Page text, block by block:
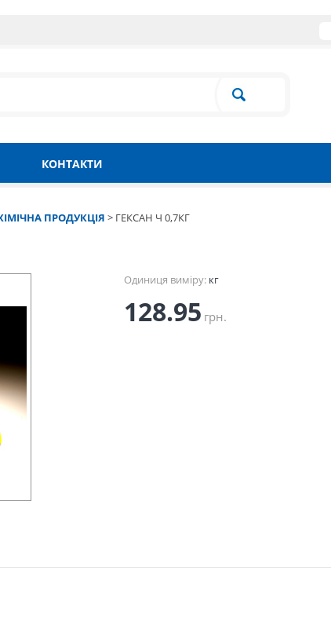
КОНТАКТИ
ПРОДУКЦІЯ > ГЕКСАН Ч 0,7КГ
Одиниця виміру:кг
128.95 грн.